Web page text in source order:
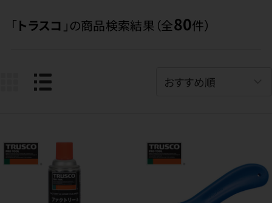
「トラスコ 」の商品検索結果（全80件）